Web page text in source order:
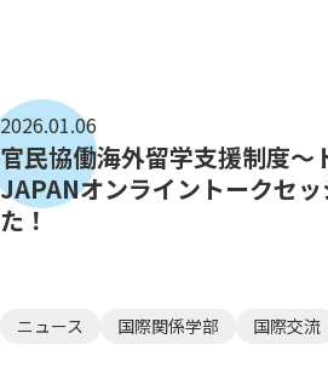
2026.01.06
官民協働海外留学支援制度～
JAPANオンライントークセ
た！
ニュース 国際関係学部 国際交流